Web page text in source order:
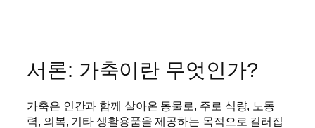
서론: 가축이란 무엇인가?
가축은 인간과 함께 살아온 동물로, 주로 식량, 노동
력, 의복, 기타 생활용품을 제공하는 목적으로 길러집